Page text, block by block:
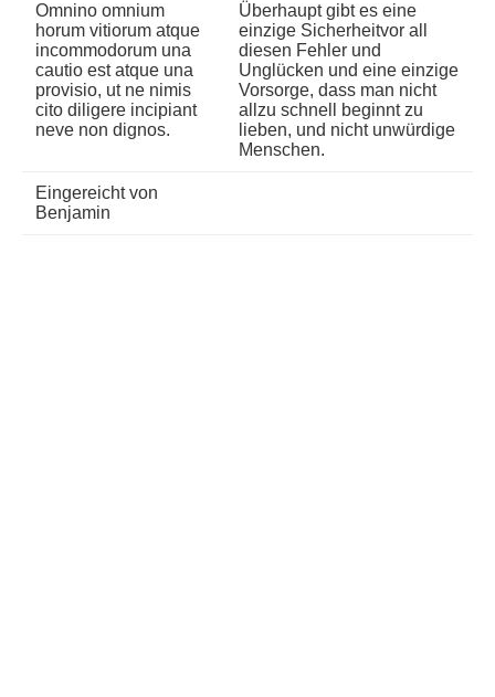
Omnino omnium
horum vitiorum atque
incommodorum una
cautio est atque una
provisio, ut ne nimis
cito diligere incipiant
neve non dignos.
Überhaupt gibt es eine
einzige Sicherheitvor all
diesen Fehler und
Unglücken und eine einzige
Vorsorge, dass man nicht
allzu schnell beginnt zu
lieben, und nicht unwürdige
Menschen.
Eingereicht von
Benjamin